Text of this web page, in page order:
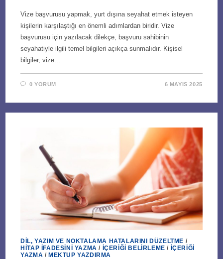
Vize başvurusu yapmak, yurt dışına seyahat etmek isteyen
kişilerin karşılaştığı en önemli adımlardan biridir. Vize
başvurusu için yazılacak dilekçe, başvuru sahibinin
seyahatiyle ilgili temel bilgileri açıkça sunmalıdır. Kişisel
bilgiler, vize…
0 YORUM 6 MAYIS 2025
DIL, YAZIM VE NOKTALAMA HATALARINI DÜZELTME /
HITAP İFADESINI YAZMA / İÇERIĞI BELIRLEME / İÇERIĞI
YAZMA /MEKTUP YAZDIRMA